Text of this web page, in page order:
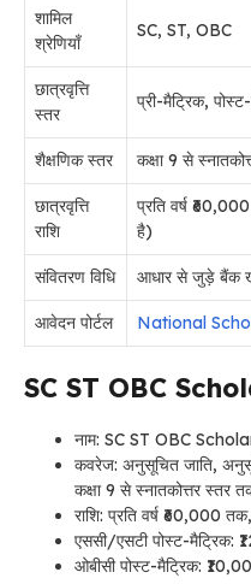
शामिल
श्रेणियाँ
SC, ST, OBC
छात्रवृत्ति
स्तर
प्री-मैट्रिक,
शैक्षणिक स्तर कक्षा 9 से
छात्रवृत्ति
राशि
प्रति वर्ष
है)
संवितरण विधि आधार से जुड़े बैंक
आवेदन पोर्टल National
SC ST OBC
नाम: SC ST OBC
कवरेज: अनुसूचित जाति,
कक्षा 9 से स्नातकोत्तर स्तर
राशि: प्रति वर्ष ₹60,000
एससी/एसटी पोस्ट-मैट्रिक:
ओबीसी पोस्ट-मैट्रिक: